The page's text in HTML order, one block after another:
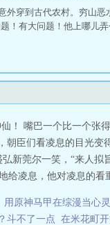
外穿到古代农村。穷山
！有大问题！他上哪儿
！ 嘴巴一个比一个张
臣们看凌息的目光
弘新莞尔一笑，“来
给凌息，他对凌息的
用原神马甲在综漫当心
斗不了一点 在米花町